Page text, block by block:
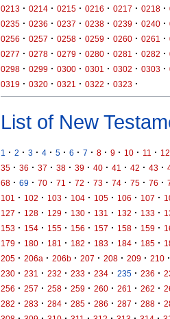
0213 · 0214 · 0215 · 0216 · 0217 · 0218 ·
0235 · 0236 · 0237 · 0238 · 0239 · 0240 ·
0256 · 0257 · 0258 · 0259 · 0260 · 0261 ·
0277 · 0278 · 0279 · 0280 · 0281 · 0282 ·
0298 · 0299 · 0300 · 0301 · 0302 · 0303 ·
0319 · 0320 · 0321 · 0322 · 0323 ·
List of New
1 · 2 · 3 · 4 · 5 · 6 · 7 · 8 · 9 · 10 · 11 · 12
35 · 36 · 37 · 38 · 39 · 40 · 41 · 42 · 43 ·
68 · 69 · 70 · 71 · 72 · 73 · 74 · 75 · 76 ·
101
· 102 · 103 · 104 · 105 · 106 · 107 ·
127 · 128 · 129 · 130 · 131 · 132 · 133 ·
153 · 154 · 155 · 156 · 157 · 158 · 159 ·
179 · 180 · 181 · 182 · 183 · 184 · 185 ·
205 · 206a · 206b · 207 · 208 · 209 · 210 ·
230 · 231 · 232 · 233 · 234 · 235 · 236 ·
256 · 257 · 258 · 259 · 260 · 261 · 262 ·
282 · 283 · 284 · 285 · 286 · 287 · 288 ·